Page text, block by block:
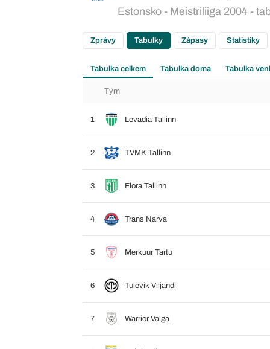
Estonsko - Meistriliiga 2004 -
Zprávy Tabulky Zápasy Statistiky
Tabulka celkem Tabulka doma Tabulka
Tým
1 Levadia Tallinn
2 TVMK Tallinn
3 Flora Tallinn
4 Trans Narva
5 Merkuur Tartu
6 Tulevik Viljandi
7 Warrior Valga